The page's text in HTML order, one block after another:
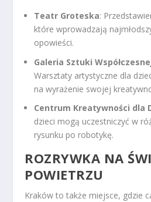
Teatr Groteska:
które wprowadzają
opowieści.
Galeria Sztuki
Warsztaty artystyczne dla
na wyrażenie swojej
Centrum Kreatywności dla
dzieci mogą uczestniczyć w
rysunku po robotykę.
ROZRYWKA NA
POWIETRZU
Kraków to także miejsce, gdzie